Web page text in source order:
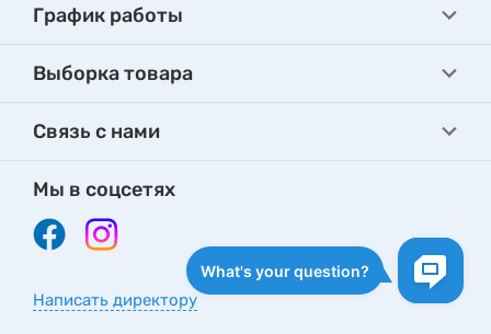
График работы
Выборка товара
Связь с нами
Мы в соцсетях
Написать директору